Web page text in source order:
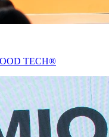
TECH®